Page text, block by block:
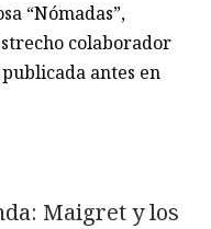
“Nómadas”,
colaborador
antes en
Maigret y los